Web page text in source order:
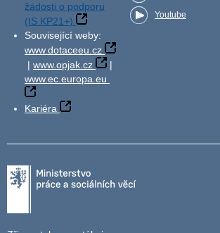
žádosti o podporu
(IS KP21+)
Související weby:
www.dotaceeu.cz
| www.opjak.cz
|
www.ec.europa.eu
Kariéra
Youtube